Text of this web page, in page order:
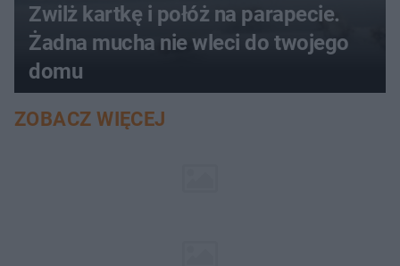
Zwilż kartkę i połóż na parapecie.
Żadna mucha nie wleci do twojego
domu
ZOBACZ WIĘCEJ